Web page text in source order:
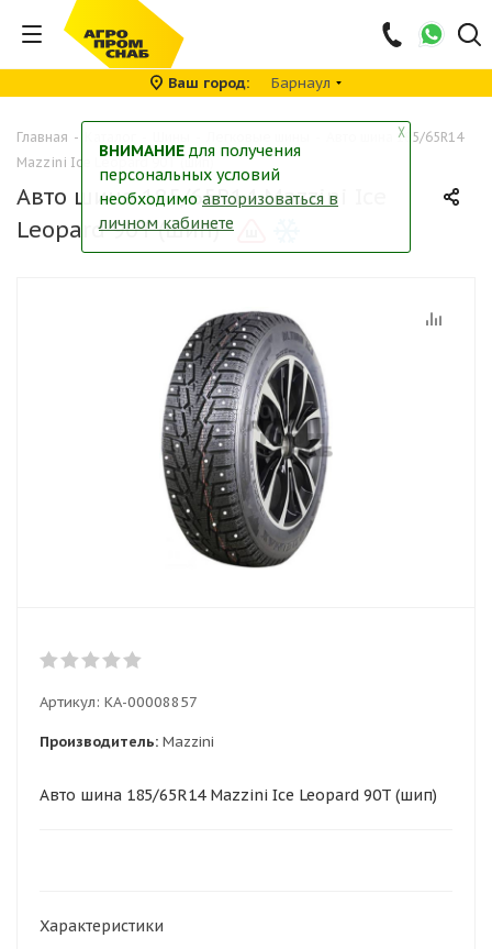
Ваш город Барнаул
Главная -
Авто шина 185/65R14
Mazzini Ice Leopard 90T (шип)
Авто шина 185/65R14 Mazzini Ice
Leopard 90T (шип)
Артикул: КА-00008857
Производитель: Mazzini
Авто шина 185/65R14 Mazzini Ice Leopard 90T (шип)
Характеристики
╳
ВНИМАНИЕ для получения
персональных условий
необходимо авторизоваться в
личном кабинете